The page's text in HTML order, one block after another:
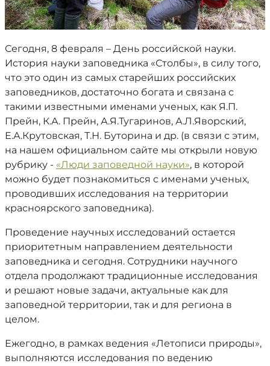
Сегодня, 8 февраля – День российской науки.
История науки заповедника «Столбы», в силу того,
что это один из самых старейших российских
заповедников, достаточно богата и связана с
такими известными именами ученых, как Я.П.
Прейн, К.А. Прейн, А.Я.Тугаринов, А.Л.Яворский,
Е.А.Крутовская, Т.Н. Буторина и др. (в связи с этим,
на нашем официальном сайте мы открыли новую
рубрику - «Люди заповедной науки», в которой
можно будет познакомиться с именами ученых,
проводивших исследования на территории
красноярского заповедника).
Проведение научных исследований остается
приоритетным направлением деятельности
заповедника и сегодня. Сотрудники научного
отдела продолжают традиционные исследования
и решают новые задачи, актуальные как для
заповедной территории, так и для региона в
целом.
Ежегодно, в рамках ведения «Летописи природы»,
выполняются исследования по ведению